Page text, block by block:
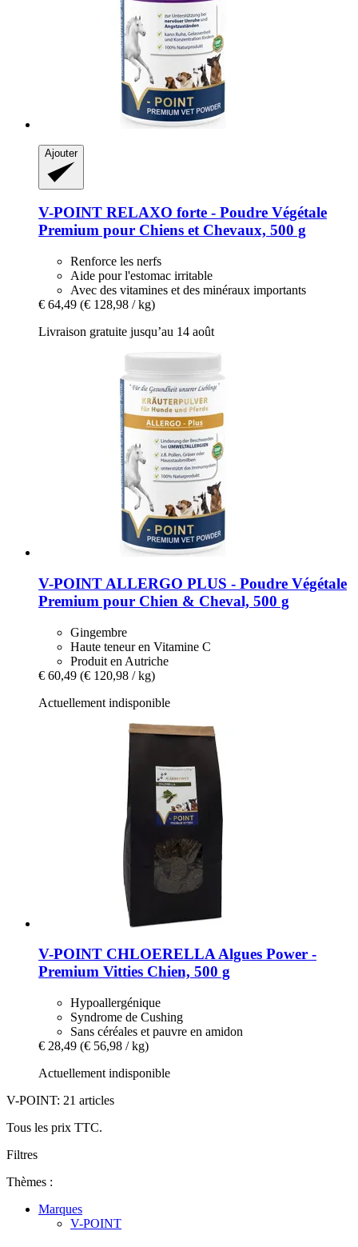
Ajouter
V-POINT RELAXO forte -​ Poudre Végétale
Premium pour Chiens et Chevaux, 500 g
Renforce les nerfs
Aide pour l'estomac irritable
Avec des vitamines et des minéraux importants
€ 64,49 (€ 128,98 / kg)
Livraison gratuite jusqu’au 14 août
V-POINT ALLERGO PLUS -​ Poudre Végétale
Premium pour Chien & Cheval, 500 g
Gingembre
Haute teneur en Vitamine C
Produit en Autriche
€ 60,49 (€ 120,98 / kg)
Actuellement indisponible
V-POINT CHLOERELLA Algues Power -​
Premium Vitties Chien, 500 g
Hypoallergénique
Syndrome de Cushing
Sans céréales et pauvre en amidon
€ 28,49 (€ 56,98 / kg)
Actuellement indisponible
V-POINT: 21 articles
Tous les prix TTC.
Filtres
Thèmes :
Marques
V-POINT